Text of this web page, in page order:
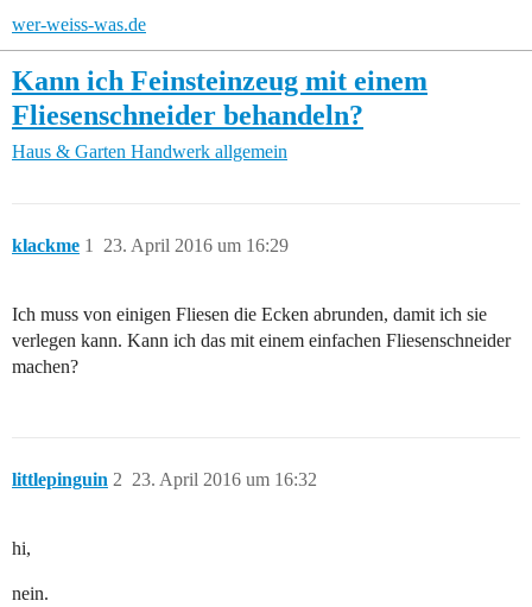
wer-weiss-was.de
Kann ich Feinsteinzeug mit einem
Fliesenschneider behandeln?
Haus & Garten Handwerk allgemein
klackme 23. April 2016 um 16:29
1
Ich muss von einigen Fliesen die Ecken abrunden, damit ich sie
verlegen kann. Kann ich das mit einem einfachen Fliesenschneider
machen?
littlepinguin 23. April 2016 um 16:32
2
hi,
nein.